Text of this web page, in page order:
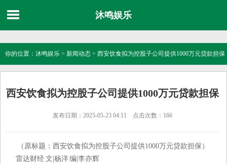
沐鸣娱乐
你的位置： 沐鸣娱乐 > 新闻动态 > 西安饮食拟为控股子公司提供1000万元贷款担保
西安饮食拟为控股子公司提供1000万元贷款担保
发布日期：2025-05-23 04:11 点击次数：166
（原标题：西安饮食拟为控股子公司提供1000万元贷款担保）
雷达财经 文|杨洋 编|李亦辉